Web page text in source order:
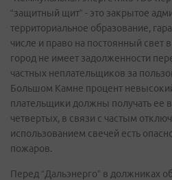
“защитный щит” - это закрытое
территориальное образование,
числе и право на постоянный свет
город не имеет задолженности
частных неплательщиков за
Большом Камне процент
плательщики должны получать ее
четвертых, в связи с частым
использованием свечей есть
пожаров.
Перед “Дальэнерго” в должниках